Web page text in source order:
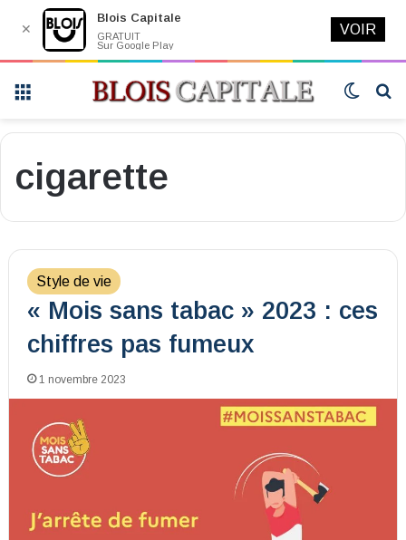
Switch
cigarette
Style de vie
« Mois sans tabac » 2023 : ces
chiffres pas fumeux
1 novembre 2023
✕
Blois Capitale
GRATUIT
Sur Google Play
VOIR